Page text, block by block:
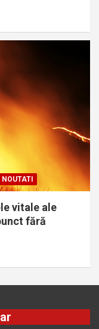
NOUTATI
vitale ale
fără